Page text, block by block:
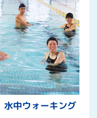
水中ウォーキング